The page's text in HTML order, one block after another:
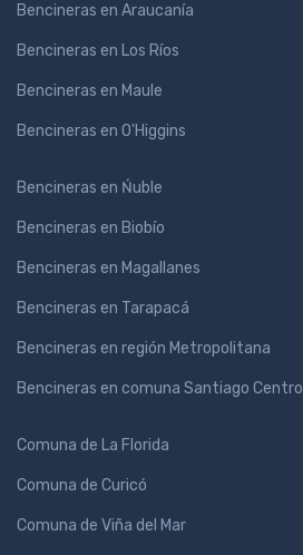
Bencineras en Araucanía
Bencineras en Los Ríos
Bencineras en Maule
Bencineras en O'Higgins
Bencineras en Ńuble
Bencineras en Biobío
Bencineras en Magallanes
Bencineras en Tarapacá
Bencineras en región Metropolitana
Bencineras en comuna Santiago Centro
Comuna de La Florida
Comuna de Curicó
Comuna de Viña del Mar